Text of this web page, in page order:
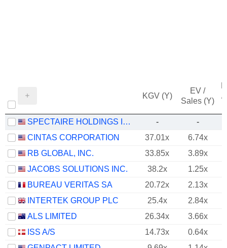
KGV (Y)
EV /
Sales (Y)
/
SPECTAIRE HOLDINGS INC. -
-
CINTAS CORPORATION
37.01x 6.74x
RB GLOBAL, INC.
33.85x 3.89x
JACOBS SOLUTIONS INC.
38.2x 1.25x
BUREAU VERITAS SA
20.72x 2.13x
INTERTEK GROUP PLC
25.4x 2.84x
ALS LIMITED
26.34x 3.66x
ISS A/S
14.73x
0.64x